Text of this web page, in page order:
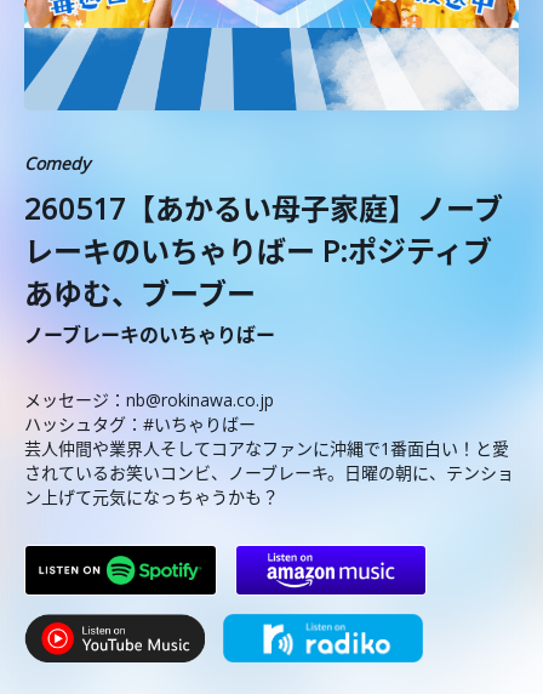
Comedy
260517【あかるい母子家庭】ノーブ
レーキのいちゃりばー P:ポジティブ
あゆむ、ブーブー
ノーブレーキのいちゃりばー
メッセージ：nb@rokinawa.co.jp
ハッシュタグ：#いちゃりばー
芸人仲間や業界人そしてコアなファンに沖縄で1番面白い！と愛
されているお笑いコンビ、ノーブレーキ。日曜の朝に、テンショ
ン上げて元気になっちゃうかも？